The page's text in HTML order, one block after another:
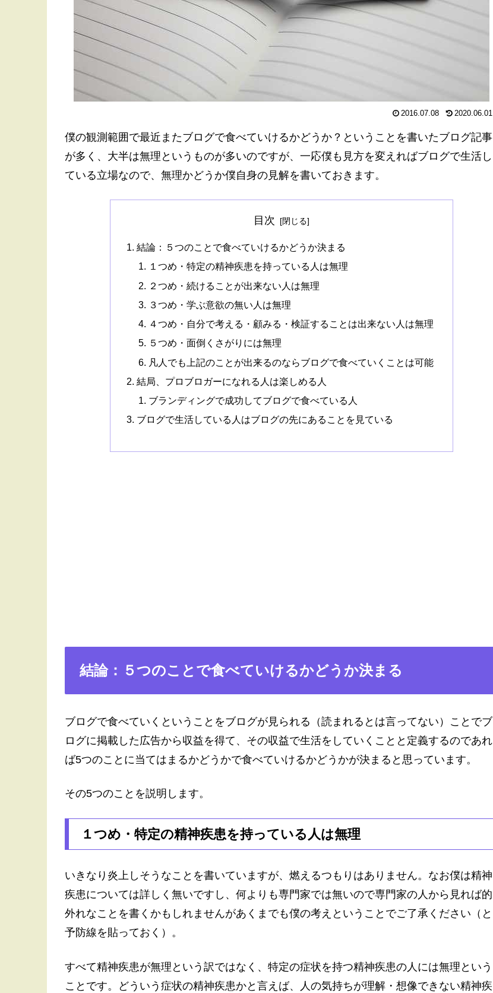
2016.07.08 2020.06.01
僕の観測範囲で最近またブログで食べていけるかどうか？ということを書いたブログ記事
が多く、大半は無理というものが多いのですが、一応僕も見方を変えればブログで生活し
ている立場なので、無理かどうか僕自身の見解を書いておきます。
目次
結論：５つのことで食べていけるかどうか決まる
１つめ・特定の精神疾患を持っている人は無理
２つめ・続けることが出来ない人は無理
３つめ・学ぶ意欲の無い人は無理
４つめ・自分で考える・顧みる・検証することは出来ない人は無理
５つめ・面倒くさがりには無理
凡人でも上記のことが出来るのならブログで食べていくことは可能
結局、プロブロガーになれる人は楽しめる人
ブランディングで成功してブログで食べている人
ブログで生活している人はブログの先にあることを見ている
結論：５つのことで食べていけるかどうか決まる
ブログで食べていくということをブログが見られる（読まれるとは言ってない）ことでブ
ログに掲載した広告から収益を得て、その収益で生活をしていくことと定義するのであれ
ば5つのことに当てはまるかどうかで食べていけるかどうかが決まると思っています。
その5つのことを説明します。
１つめ・特定の精神疾患を持っている人は無理
いきなり炎上しそうなことを書いていますが、燃えるつもりはありません。なお僕は精神
疾患については詳しく無いですし、何よりも専門家では無いので専門家の人から見れば的
外れなことを書くかもしれませんがあくまでも僕の考えということでご了承ください（と
予防線を貼っておく）。
すべて精神疾患が無理という訳ではなく、特定の症状を持つ精神疾患の人には無理という
ことです。どういう症状の精神疾患かと言えば、人の気持ちが理解・想像できない精神疾